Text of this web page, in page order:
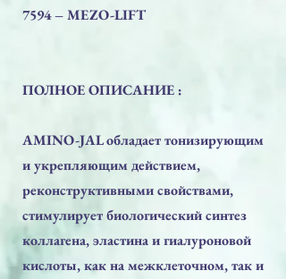
7594 – MEZO-LIFT
ПОЛНОЕ ОПИСАНИЕ :
AMINO-JAL обладает тонизирующим
и укрепляющим действием,
реконструктивными свойствами,
стимулирует биологический синтез
коллагена, эластина и гиалуроновой
кислоты, как на межклеточном, так и